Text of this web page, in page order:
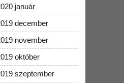
január
december
november
október
szeptember